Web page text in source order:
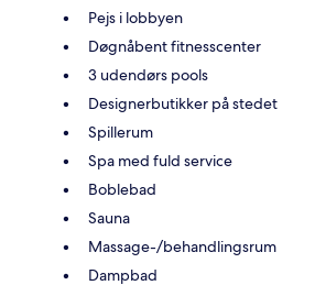
Pejs i lobbyen
Døgnåbent fitnesscenter
3 udendørs pools
Designerbutikker på stedet
Spillerum
Spa med fuld service
Boblebad
Sauna
Massage-/behandlingsrum
Dampbad